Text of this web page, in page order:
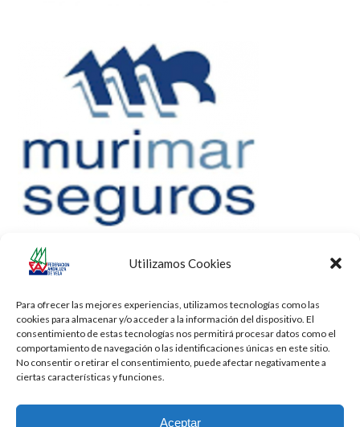
Utilizamos Cookies
Para ofrecer las mejores experiencias, utilizamos tecnologías como las
cookies para almacenar y/o acceder a la información del dispositivo. El
consentimiento de estas tecnologías nos permitirá procesar datos como el
comportamiento de navegación o las identificaciones únicas en este sitio.
No consentir o retirar el consentimiento, puede afectar negativamente a
ciertas características y funciones.
Aceptar